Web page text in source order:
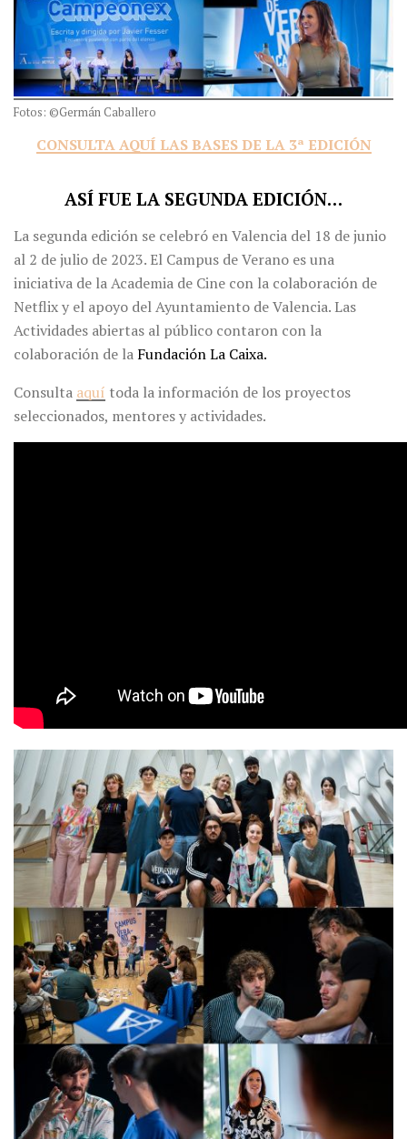
Fotos: ©Germán Caballero
CONSULTA AQUÍ LAS BASES DE LA 3ª EDICIÓN
ASÍ FUE LA SEGUNDA EDICIÓN…
La segunda edición se celebró en Valencia del 18 de junio
al 2 de julio de 2023. El Campus de Verano es una
iniciativa de la Academia de Cine con la colaboración de
Netflix y el apoyo del Ayuntamiento de Valencia. Las
Actividades abiertas al público contaron con la
colaboración de la Fundación La Caixa.
Consulta aquí toda la información de los proyectos
seleccionados, mentores y actividades.